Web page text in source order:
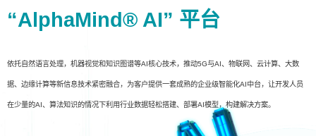
“AlphaMind® AI” 平台
依托自然语言处理，机器视觉和知识图谱等AI核心技术，推动5G与AI、物联网、云计算、大数
据、边缘计算等新信息技术紧密融合，为客户提供一套成熟的企业级智能化AI中台，让开发人员
在少量的AI、算法知识的情况下利用行业数据轻松搭建、部署AI模型，构建解决方案。